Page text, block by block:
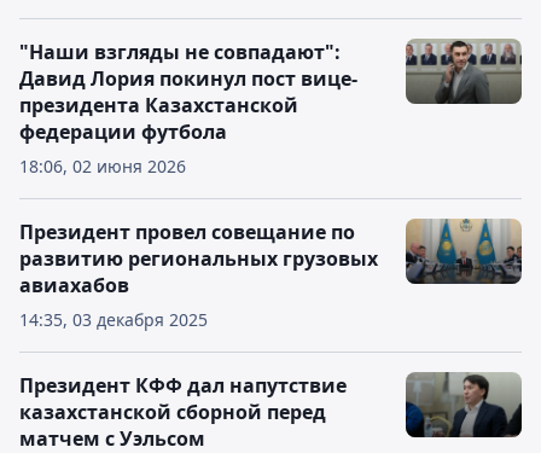
18:06, 02 июня 2026
"Наши взгляды не совпадают":
Давид Лория покинул пост вице-
президента Казахстанской
федерации футбола
14:35, 03 декабря 2025
Президент провел совещание по
развитию региональных грузовых
авиахабов
Президент КФФ дал напутствие
казахстанской сборной перед
матчем с Уэльсом